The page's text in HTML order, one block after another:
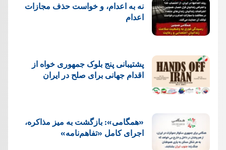
نه به اعدام، و خواست حذف مجازات
اعدام
پشتيبانی پنج بلوک جمهوری خواه از
اقدام جهانی برای صلح در ایران
«همگامی»: بازگشت به میز مذاکره،
اجرای کامل «تفاهم‌نامه»